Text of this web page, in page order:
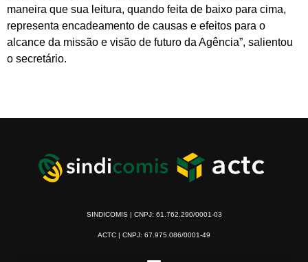
maneira que sua leitura, quando feita de baixo para cima,
representa encadeamento de causas e efeitos para o
alcance da missão e visão de futuro da Agência”, salientou
o secretário.
SINDICOMIS | CNPJ: 61.762.290/0001-03
ACTC | CNPJ: 67.975.086/0001-49